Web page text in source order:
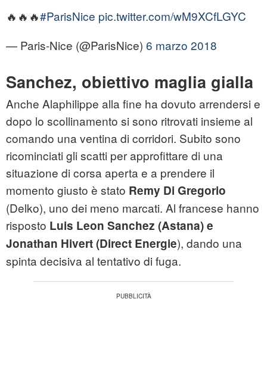
🔥🔥🔥#ParisNice pic.twitter.com/wM9XCfLGYC
— Paris-Nice (@ParisNice) 6 marzo 2018
Sanchez, obiettivo maglia gialla
Anche Alaphilippe alla fine ha dovuto arrendersi e
dopo lo scollinamento si sono ritrovati insieme al
comando una ventina di corridori. Subito sono
ricominciati gli scatti per approfittare di una
situazione di corsa aperta e a prendere il
momento giusto è stato Remy Di Gregorio
(Delko), uno dei meno marcati. Al francese hanno
risposto Luis Leon Sanchez (Astana) e
Jonathan Hivert (Direct Energie), dando una
spinta decisiva al tentativo di fuga.